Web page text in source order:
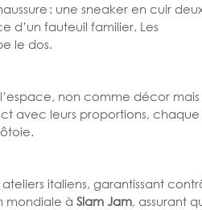
: une sneaker en cuir deux
d’un fauteuil familier. Les
le dos.
non comme décor mais
avec leurs proportions, chaque
italiens, garantissant
mondiale à Slam Jam, assurant